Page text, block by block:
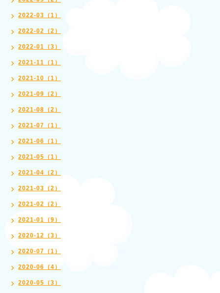
2022-03（1）
2022-02（2）
2022-01（3）
2021-11（1）
2021-10（1）
2021-09（2）
2021-08（2）
2021-07（1）
2021-06（1）
2021-05（1）
2021-04（2）
2021-03（2）
2021-02（2）
2021-01（9）
2020-12（3）
2020-07（1）
2020-06（4）
2020-05（3）